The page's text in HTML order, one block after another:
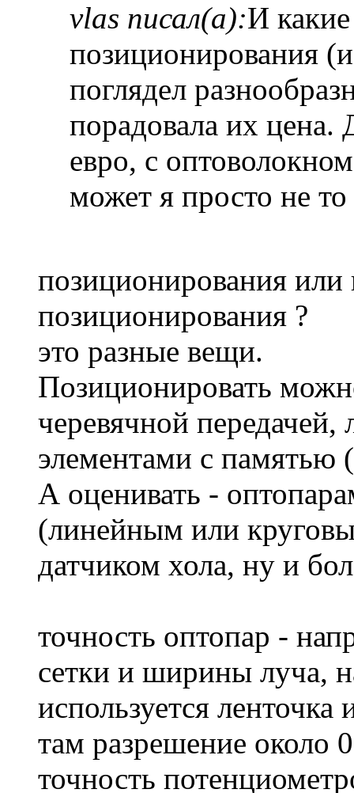
vlas писал(а):И
позиционирования
поглядел
порадовала их
евро, с
может я просто не то
позиционирования или
позиционирования ?
это разные вещи.
Позиционировать
черевячной
элементами с памятью
А оценивать -
(линейным или
датчиком хола, ну и
точность оптопар -
сетки и ширины луча,
используется
там разрешение около
точность